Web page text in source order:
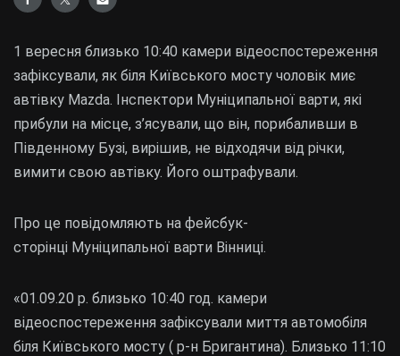
1 вересня близько 10:40 камери відеоспостереження
зафіксували, як біля Київського мосту чоловік миє
автівку Mazda. Інспектори Муніципальної варти, які
прибули на місце, з’ясували, що він, порибаливши в
Південному Бузі, вирішив, не відходячи від річки,
вимити свою автівку. Його оштрафували.
Про це повідомляють на фейсбук-
сторінці Муніципальної варти Вінниці.
«01.09.20 р. близько 10:40 год. камери
відеоспостереження зафіксували миття автомобіля
біля Київського мосту ( р-н Бригантина). Близько 11:10